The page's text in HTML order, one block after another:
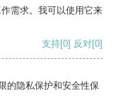
需求。我可以使用它来
支持[0] 反对[0]
的隐私保护和安全性保